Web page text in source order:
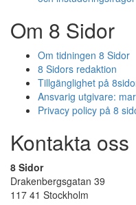
Om 8 Sidor
Om tidningen 8 Sidor
8 Sidors redaktion
Tillgänglighet på
Ansvarig utgivare:
Privacy policy på 8
Kontakta oss
8 Sidor
Drakenbergsgatan 39
117 41 Stockholm